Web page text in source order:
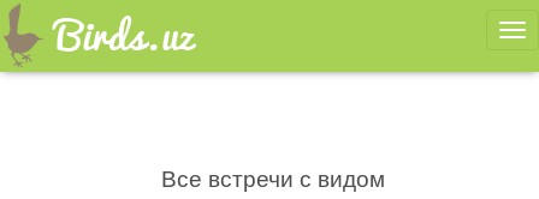
Все встречи с видом